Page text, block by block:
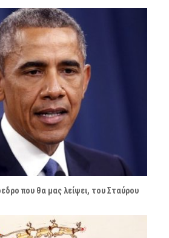
που θα μας λείψει, του Σταύρου